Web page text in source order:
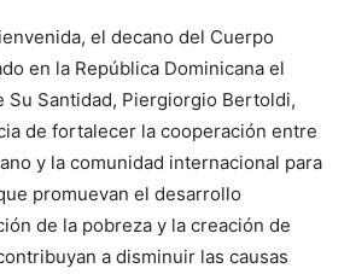
el decano del Cuerpo
en la República Dominicana el
Su Santidad, Piergiorgio Bertoldi,
de fortalecer la cooperación entre
y la comunidad internacional para
promuevan el desarrollo
de la pobreza y la creación de
a disminuir las causas